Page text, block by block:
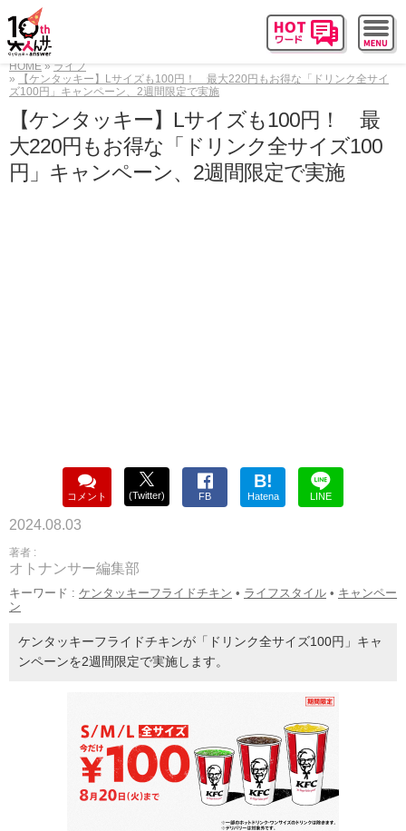
HOME
ライフ
【ケンタッキー】Lサイズも100円！ 最大220円もお得な「ドリンク全サイ
ズ100円」キャンペーン、2週間限定で実施
【ケンタッキー】Lサイズも100円！ 最
大220円もお得な「ドリンク全サイズ100
円」キャンペーン、2週間限定で実施
コメント (Twitter) FB
B!
Hatena LINE
2024.08.03
著者 :
オトナンサー編集部
キーワード : ケンタッキーフライドチキン • ライフスタイル • キャンペー
ン
ケンタッキーフライドチキンが「ドリンク全サイズ100円」キャ
ンペーンを2週間限定で実施します。